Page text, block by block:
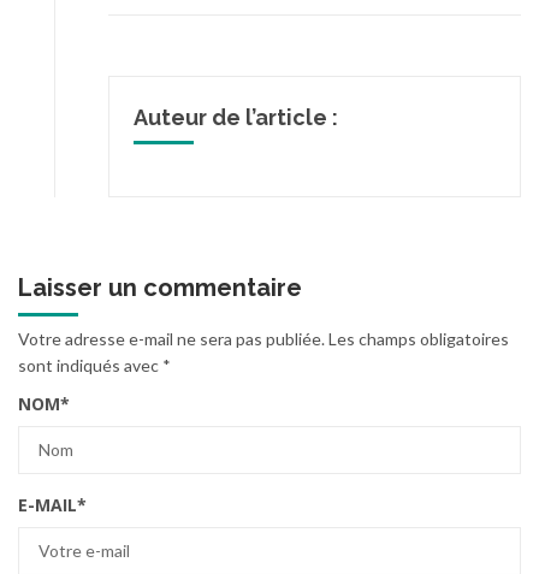
Auteur de l’article :
Laisser un commentaire
Votre adresse e-mail ne sera pas publiée.Les champs obligatoires
sont indiqués avec *
NOM*
E-MAIL*